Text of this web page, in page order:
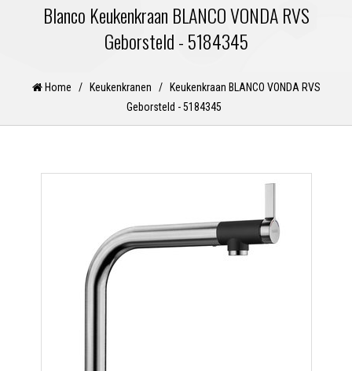
Blanco Keukenkraan BLANCO VONDA RVS
Geborsteld - 5184345
Home / Keukenkranen /
Keukenkraan BLANCO VONDA RVS
Geborsteld - 5184345